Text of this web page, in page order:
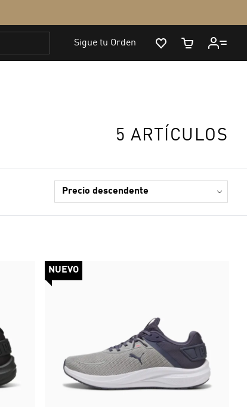
5 ARTÍCULOS
NUEVO